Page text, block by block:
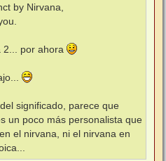
by Nirvana,
2... por ahora
significado, parece que
un poco más personalista que
el nirvana, ni el nirvana en